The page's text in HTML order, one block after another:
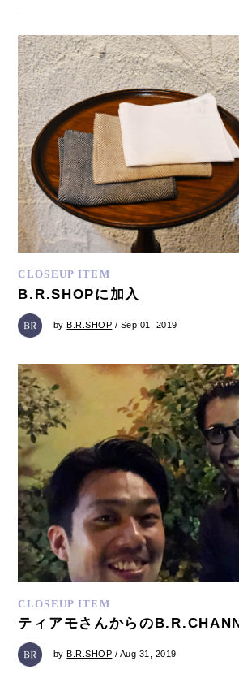
CLOSEUP ITEM
B.R.SHOPに加入
byB.R.SHOP / Sep 01, 2019
CLOSEUP ITEM
ティアモさんからの
by B.R.SHOP / Aug 31, 2019